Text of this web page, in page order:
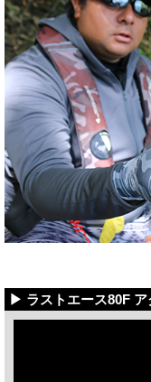
▶ ラストエース80F ア